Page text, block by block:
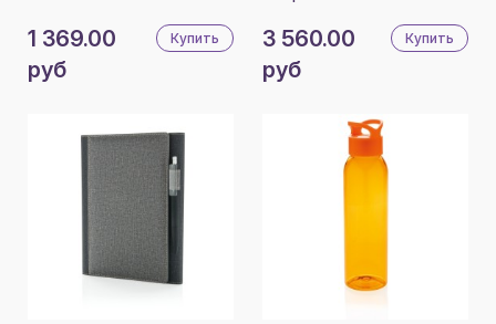
1 369.00
руб
Купить
3 560.00
руб
Купить